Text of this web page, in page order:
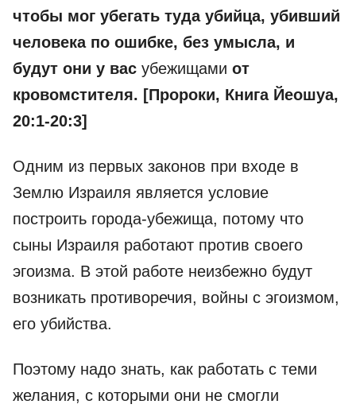
чтобы мог убегать туда убийца, убивший
человека по ошибке, без умысла, и
будут они у вас убежищами от
кровомстителя. [Пророки, Книга Йеошуа,
20:1-20:3]
Одним из первых законов при входе в
Землю Израиля является условие
построить города-убежища, потому что
сыны Израиля работают против своего
эгоизма. В этой работе неизбежно будут
возникать противоречия, войны с эгоизмом,
его убийства.
Поэтому надо знать, как работать с теми
желания, с которыми они не смогли